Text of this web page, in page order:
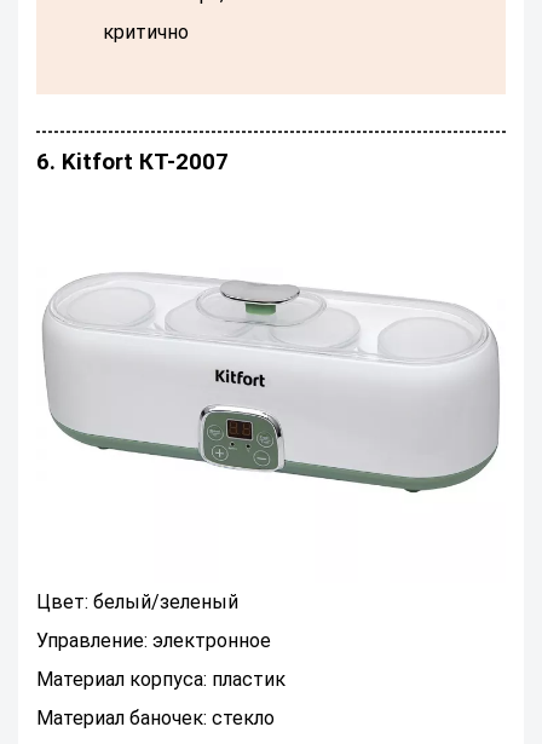
критично
6. Kitfort КТ-2007
Цвет: белый/зеленый
Управление: электронное
Материал корпуса: пластик
Материал баночек: стекло